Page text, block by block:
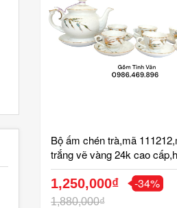
Bộ ấm chén trà,mã
trắng vẽ vàng 24k cao
cành trúc chuồn
đèn thần,sang trọng,gốm bát
tràng,tinh vân
1,250,000₫
1,880,000₫
-34%